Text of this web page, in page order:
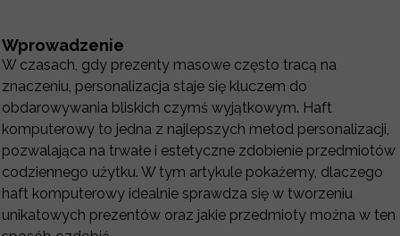
Wprowadzenie
W czasach, gdy prezenty masowe często tracą na
znaczeniu, personalizacja staje się kluczem do
obdarowywania bliskich czymś wyjątkowym. Haft
komputerowy to jedna z najlepszych metod personalizacji,
pozwalająca na trwałe i estetyczne zdobienie przedmiotów
codziennego użytku. W tym artykule pokażemy, dlaczego
haft komputerowy idealnie sprawdza się w tworzeniu
unikatowych prezentów oraz jakie przedmioty można w ten